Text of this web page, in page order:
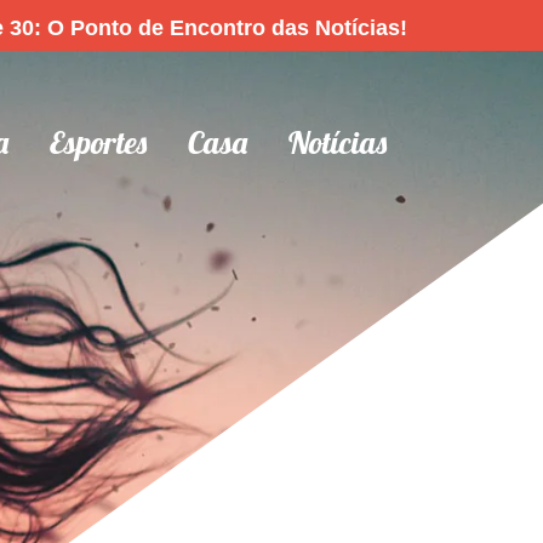
30: O Ponto de Encontro das Notícias!
Esportes Casa Notícias